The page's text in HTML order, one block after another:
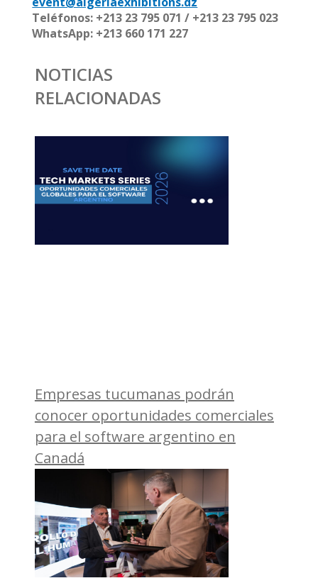
Teléfonos: +213 23 795 071 / +213 23 795 023
WhatsApp: +213 660 171 227
NOTICIAS
RELACIONADAS
Empresas tucumanas podrán
conocer oportunidades comerciales
para el software argentino en
Canadá